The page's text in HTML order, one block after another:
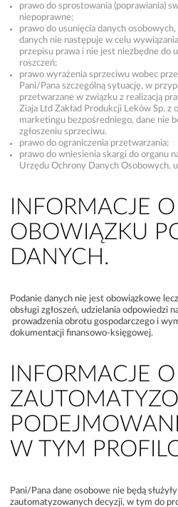
prawo do sprostowania (poprawiania)
niepoprawne;
prawo do usunięcia danych
danych nie następuje w celu
przepisu prawa i nie jest niezbędne do
roszczeń;
prawo wyrażenia sprzeciwu wobec
Pani/Pana szczególną sytuację, w
przetwarzane w związku z realizacją
Ziaja Ltd Zakład Produkcji Leków Sp. z
marketingu bezpośredniego, dane nie
zgłoszeniu sprzeciwu.
prawo do ograniczenia przetwarzania;
prawo do wniesienia skargi do organu
Urzędu Ochrony Danych Osobowych,
INFORMACJE O
OBOWIĄZKU
DANYCH.
Podanie danych nie jest obowiązkowe
obsługi zgłoszeń, udzielania odpowiedzi
prowadzenia obrotu gospodarczego i
dokumentacji finansowo-księgowej.
INFORMACJE O
W TYM
Pani/Pana dane osobowe nie będą
zautomatyzowanych decyzji, w tym do